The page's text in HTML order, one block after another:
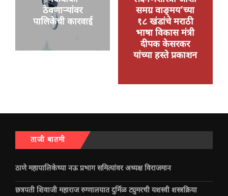
ठेवणाऱ्यांवर
पालिकेची कारवाई
समग्र वाङ्‍‍मय’च्या
१८ खंडांचे मराठी
भाषा विकास मंत्री
दीपक केसरकर
यांच्या हस्ते प्रकाशन
ताजी बातमी
ठाणे महापालिकेच्या नऊ प्रभाग समित्यांवर अध्यक्ष विराजमान
छत्रपती शिवाजी महाराज रुग्णालयात दुर्मिळ ट्युमरची यशस्वी शस्त्रक्रिया